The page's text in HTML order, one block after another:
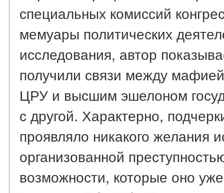
специальных комиссий
мемуары политических
исследования, автор
получили связи между
ЦРУ и высшим эшелоном
с другой. Характерно,
проявляло никакого желания
организованной
возможности, которые оно